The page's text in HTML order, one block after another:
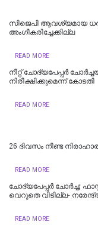
സിജെപി ആവശ്യമായ
അംഗീകരിച്ചേക്കില്ല
READ MORE
നീറ്റ് ചോദ്യപേപ്പര്‍
നിരീക്ഷിക്കുമെന്ന് കോടതി
READ MORE
26 ദിവസം നീണ്ട
READ MORE
ചോദ്യപേപ്പർ ചോർച്ച;
വെറുതെ വിടില്ല-
READ MORE